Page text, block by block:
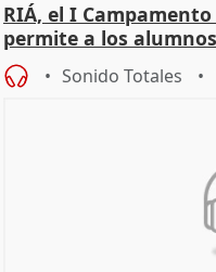
RIÁ, el I
permite a los
piel"
Sonido Totales